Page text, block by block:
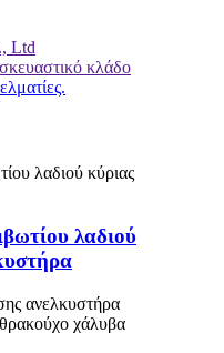
λαδιού